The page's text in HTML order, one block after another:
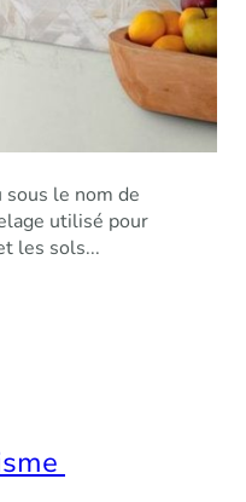
sous le nom de
utilisé pour
les sols...